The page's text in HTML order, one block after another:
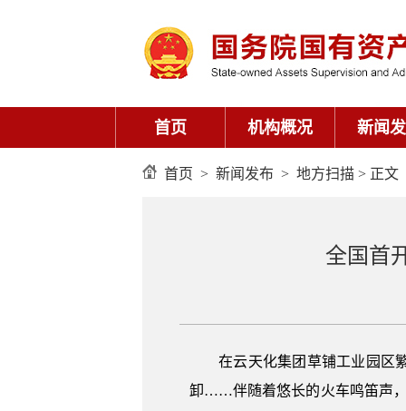
首页 机构概况 新闻
首页 > 新闻发布 > 地方扫描 > 正文
全国首
在云天化集团草铺工业园区繁
卸……伴随着悠长的火车鸣笛声，